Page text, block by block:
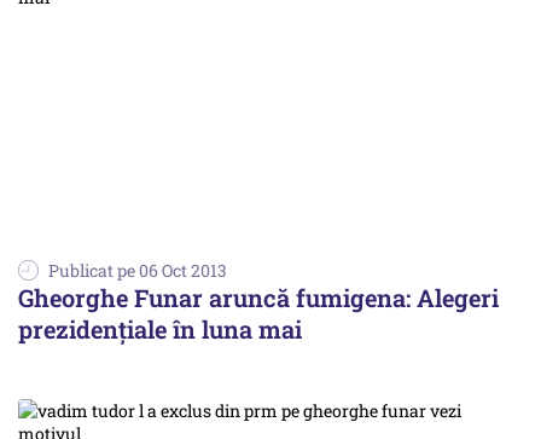
Publicat pe 06 Oct 2013
Gheorghe Funar aruncă fumigena: Alegeri
prezidențiale în luna mai